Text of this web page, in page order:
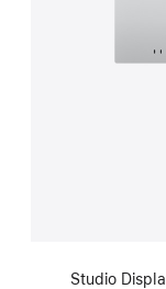
Studio